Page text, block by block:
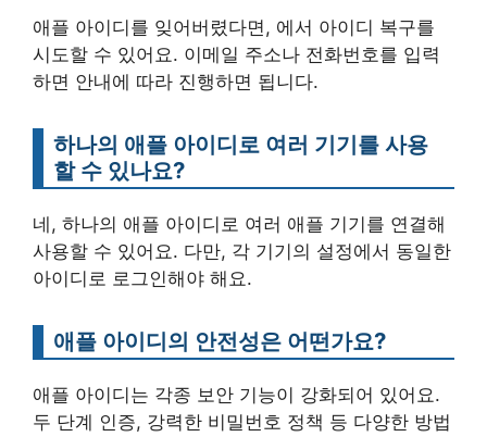
애플 아이디를 잊어버렸다면, 에서 아이디 복구를
시도할 수 있어요. 이메일 주소나 전화번호를 입력
하면 안내에 따라 진행하면 됩니다.
하나의 애플 아이디로 여러 기기를 사용
할 수 있나요?
네, 하나의 애플 아이디로 여러 애플 기기를 연결해
사용할 수 있어요. 다만, 각 기기의 설정에서 동일한
아이디로 로그인해야 해요.
애플 아이디의 안전성은 어떤가요?
애플 아이디는 각종 보안 기능이 강화되어 있어요.
두 단계 인증, 강력한 비밀번호 정책 등 다양한 방법